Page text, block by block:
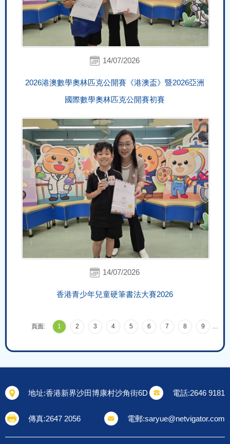
14/07/2026
2026港澳數學奧林匹克公開賽《港澳盃》暨2026亞洲
國際數學奧林匹克公開賽初賽
14/07/2026
香港青少年兒童硬筆書法大賽2026
頁面: 1 2 3 4 5 6 7 8 9 …
地址:香港新界沙田博康村沙角街6D 電話:2646 9181
傳真:2647 2056 電郵:saryue@netvigator.com